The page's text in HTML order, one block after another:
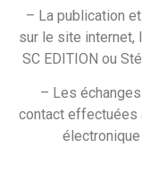
– La publication
sur le site internet,
SC EDITION ou
– Les
contact effectuées
électronique